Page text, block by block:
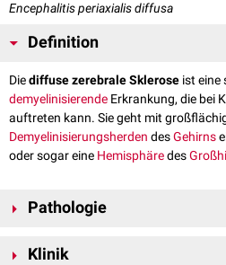
Encephalitis periaxialis diffusa
Definition
Diediffuse zerebrale Sklerose ist eine
demyelinisierende Erkrankung, die bei
auftreten kann. Sie geht mit
Demyelinisierungsherden desGehirns
oder sogar eine Hemisphäredes
Pathologie
Demyelinisierung
Klinik